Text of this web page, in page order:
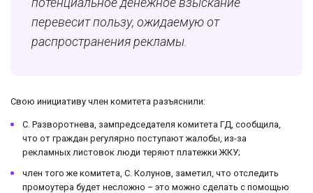
перевесит пользу, ожидаемую от
распространения рекламы.
Свою инициативу член комитета разъяснили:
С. Разворотнева, зампредседателя комитета ГД, сообщила,
что от граждан регулярно поступают жалобы, из-за
рекламных листовок люди теряют платежки ЖКУ;
член того же комитета, С. Колунов, заметил, что отследить
промоутера будет несложно – это можно сделать с помощью